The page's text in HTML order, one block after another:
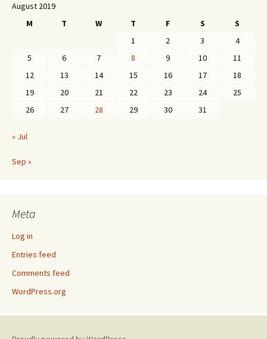
August 2019
M
T W T F S
S
1
2 3
4
5
6 7 8 9 10
11
12
13 14 15 16 17
18
19
20 21 22 23 24
25
26
27 28 29 30 31
« Jul
Sep »
Meta
Log in
Entries feed
Comments feed
WordPress.org